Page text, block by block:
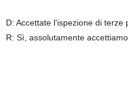
D: Accettate l'ispezione di terze
R: Sì, assolutamente accettiamo.